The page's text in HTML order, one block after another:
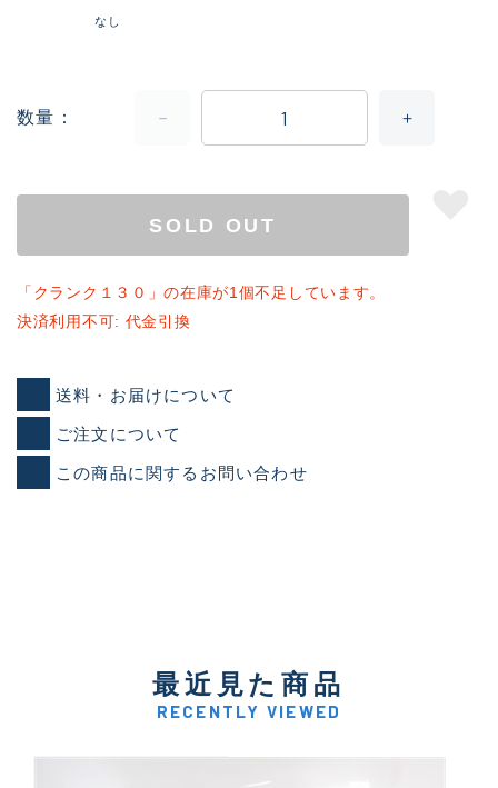
なし
数量
SOLD OUT
「クランク１３０」の在庫が1個不足しています。
決済利用不可: 代金引換
送料・お届けについて
ご注文について
この商品に関するお問い合わせ
最近見た商品
RECENTLY VIEWED